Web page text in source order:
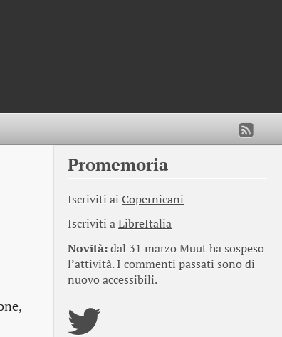
Promemoria
Iscriviti ai Copernicani
Iscriviti aLibreItalia
Novità:dal 31 marzo Muut ha sospeso
l’attività. I commenti passati sono di
nuovo accessibili.